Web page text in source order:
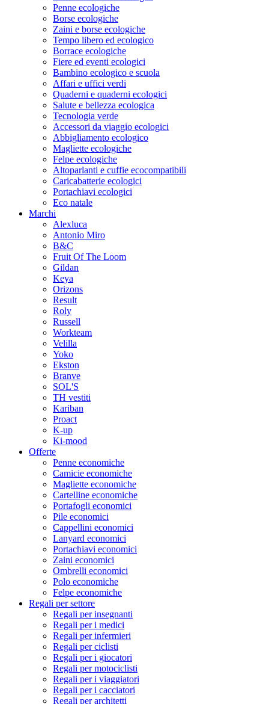
Penne ecologiche
Borse ecologiche
Zaini e borse ecologiche
Tempo libero ed ecologico
Borrace ecologiche
Fiere ed eventi ecologici
Bambino ecologico e scuola
Affari e uffici verdi
Quaderni e quaderni ecologici
Salute e bellezza ecologica
Tecnologia verde
Accessori da viaggio ecologici
Abbigliamento ecologico
Magliette ecologiche
Felpe ecologiche
Altoparlanti e cuffie ecocompatibili
Caricabatterie ecologici
Portachiavi ecologici
Eco natale
Marchi
Alexluca
Antonio Miro
B&C
Fruit Of The Loom
Gildan
Keya
Orizons
Result
Roly
Russell
Workteam
Velilla
Yoko
Ekston
Branve
SOL'S
TH vestiti
Kariban
Proact
K-up
Ki-mood
Offerte
Penne economiche
Camicie economiche
Magliette economiche
Cartelline economiche
Portafogli economici
Pile economici
Cappellini economici
Lanyard economici
Portachiavi economici
Zaini economici
Ombrelli economici
Polo economiche
Felpe economiche
Regali per settore
Regali per insegnanti
Regali per i medici
Regali per infermieri
Regali per ciclisti
Regali per i giocatori
Regali per motociclisti
Regali per i viaggiatori
Regali per i cacciatori
Regali per architetti